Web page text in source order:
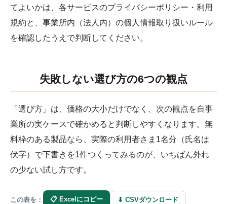
てよいかは、各サービスのプライバシーポリシー・利用
規約と、事業所内（法人内）の個人情報取り扱いルール
を確認したうえで判断してください。
失敗しない選び方の6つの観点
「選び方」は、価格の大小だけでなく、次の観点を自事
業所の実ケースで確かめると判断しやすくなります。無
料枠のある製品なら、実際の利用者さま1名分（氏名は
伏字）で下書きを1件つくってみるのが、いちばん外れ
の少ない試し方です。
この表を： 📋 Excelにコピー ⬇ CSVダウンロード